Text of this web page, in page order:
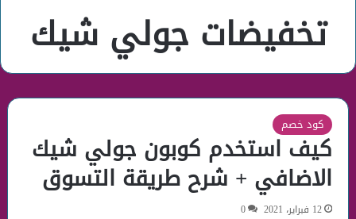
تخفيضات جولي شيك
كود خصم
كيف استخدم كوبون جولي شيك
الاضافي + شرح طريقة التسوق
12 فبراير، 2021 0